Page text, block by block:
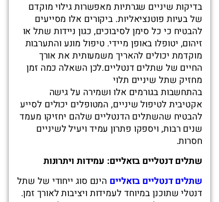
בדיקות שיניים שגרתיות מאפשרות גילוי מוקדם
של בעיות פוטנציאליות. ביקורים אלו מסייעים
להבטיח כי כל סימן לסיבוכים, כגון ניידות שתל או
זיהום, יטופלו באופן מיידי. טיפול מונע והתערבות
מוקדמת יכולים להאריך משמעותית את אורך
החיים של שתלים דנטליים.לכן השאלה כמה זמן
מחזיק שתל שיניים תלוי
בהתחשבות בגורמים אלו ושמירה על גישה
אקטיבית לטיפול שיניים, המטופלים יכולים לסייע
להבטיח שהשתלים הדנטליים שלהם יחזיקו מעמד
שנים רבות, ויספקו פתרון עמיד ויעיל לשיניים
חסרות.
שתלים דנטליים בזאליים: עמידות ויתרונות
שתלים דנטליים בזאליים הינם סוג ייחודי של שתל
דנטלי שתוכנן במיוחד לעמידות ויציבות לאורך זמן.